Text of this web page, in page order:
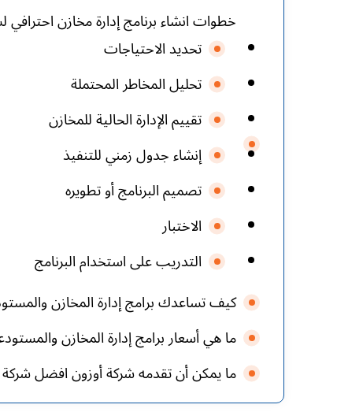
خطوات انشاء برنامج إدارة مخازن
تحديد الاحتياجات
تحليل المخاطر المحتملة
تقييم الإدارة الحالية للمخازن
إنشاء جدول زمني للتنفيذ
تصميم البرنامج أو تطويره
الاختبار
التدريب على استخدام البرنامج
كيف تساعدك برامج إدارة المخازن
ما هي أسعار برامج إدارة المخازن
ما يمكن أن تقدمه شركة أوزون افضل